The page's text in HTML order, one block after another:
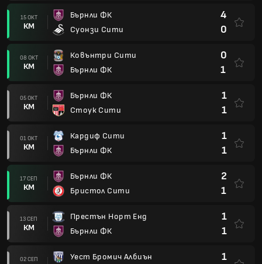
15 ОКТ
КМ
Бърнли ФК
Суонзи Сити
4
0
08 ОКТ
КМ
Ковънтри Сити
Бърнли ФК
0
1
05 ОКТ
КМ
Бърнли ФК
Стоук Сити
1
1
01 ОКТ
КМ
Кардиф Сити
Бърнли ФК
1
1
17 СЕП
КМ
Бърнли ФК
Бристол Сити
2
1
13 СЕП
КМ
Престън Норт Енд
Бърнли ФК
1
1
02 СЕП
Уест Бромич Албиън
1